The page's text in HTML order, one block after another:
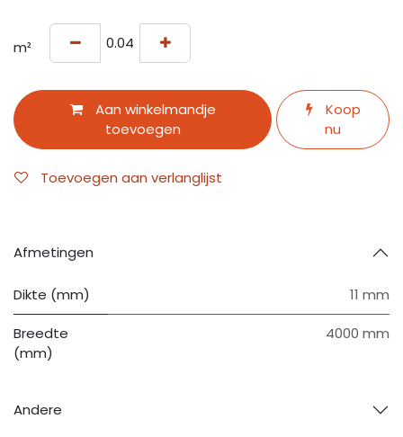
m²
Aan winkelmandje
toevoegen
Koop
nu
Toevoegen aan verlanglijst
Afmetingen
Dikte (mm) 11 mm
Breedte
(mm)
4000 mm
Andere